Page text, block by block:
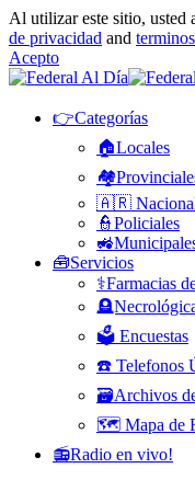
Al utilizar este sitio, usted
de privacidad and
Acepto
👉Categorías
🏠Locales
🇦🇷
👮Policiales
🧰Servicios
⚕️Farmacias
🗳️ Encuestas
☎️ Telefonos
🗃️Archivos
🗺️ Mapa de
📻Radio en vivo!